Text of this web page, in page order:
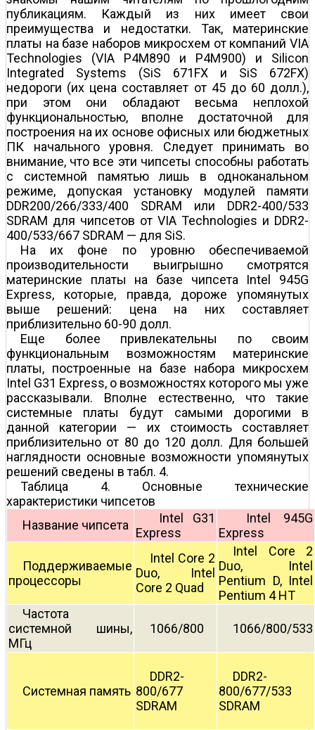
публикациям. Каждый из них имеет свои
преимущества и недостатки. Так, материнские
платы на базе наборов микросхем от компаний VIA
Technologies (VIA P4M890 и P4M900) и Silicon
Integrated Systems (SiS 671FX и SiS 672FX)
недороги (их цена составляет от 45 до 60 долл.),
при этом они обладают весьма неплохой
функциональностью, вполне достаточной для
построения на их основе офисных или бюджетных
ПК начального уровня. Следует принимать во
внимание, что все эти чипсеты способны работать
с системной памятью лишь в одноканальном
режиме, допуская установку модулей памяти
DDR200/266/333/400 SDRAM или DDR2-400/533
SDRAM для чипсетов от VIA Technologies и DDR2-
400/533/667 SDRAM — для SiS.
На их фоне по уровню обеспечиваемой
производительности выигрышно смотрятся
материнские платы на базе чипсета Intel 945G
Express, которые, правда, дороже упомянутых
выше решений: цена на них составляет
приблизительно 60-90 долл.
Еще более привлекательны по своим
функциональным возможностям материнские
платы, построенные на базе набора микросхем
Intel G31 Express, о возможностях которого мы уже
рассказывали. Вполне естественно, что такие
системные платы будут самыми дорогими в
данной категории — их стоимость составляет
приблизительно от 80 до 120 долл. Для большей
наглядности основные возможности упомянутых
решений сведены в табл. 4.
Таблица 4. Основные технические
характеристики чипсетов
Название чипсета
Intel G31
Express
Intel 945G
Express
Поддерживаемые
процессоры
Intel Core 2
Duo, Intel
Core 2 Quad
Intel Core 2
Duo, Intel
Pentium D, Intel
Pentium 4 HT
Частота
системной шины,
МГц
1066/800 1066/800/533
Системная память
DDR2-
800/677
SDRAM
DDR2-
800/677/533
SDRAM